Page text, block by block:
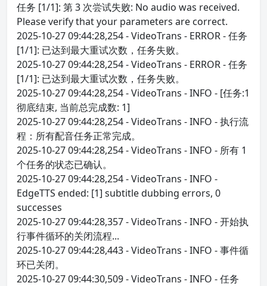
任务 [1/1]: 第 3 次尝试失败: No audio was received.
Please verify that your parameters are correct.
2025-10-27 09:44:28,254 - VideoTrans - ERROR - 任务
[1/1]: 已达到最大重试次数，任务失败。
2025-10-27 09:44:28,254 - VideoTrans - ERROR - 任务
[1/1]: 已达到最大重试次数，任务失败。
2025-10-27 09:44:28,254 - VideoTrans - INFO - [任务:1
彻底结束, 当前总完成数: 1]
2025-10-27 09:44:28,254 - VideoTrans - INFO - 执行流
程：所有配音任务正常完成。
2025-10-27 09:44:28,254 - VideoTrans - INFO - 所有 1
个任务的状态已确认。
2025-10-27 09:44:28,254 - VideoTrans - INFO -
EdgeTTS ended: [1] subtitle dubbing errors, 0
successes
2025-10-27 09:44:28,357 - VideoTrans - INFO - 开始执
行事件循环的关闭流程...
2025-10-27 09:44:28,443 - VideoTrans - INFO - 事件循
环已关闭。
2025-10-27 09:44:30,509 - VideoTrans - INFO - 任务